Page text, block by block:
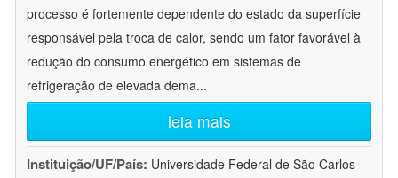
processo é fortemente dependente do estado da superfície
responsável pela troca de calor, sendo um fator favorável à
redução do consumo energético em sistemas de
refrigeração de elevada dema...
leia mais
Instituição/UF/País: Universidade Federal de São Carlos -